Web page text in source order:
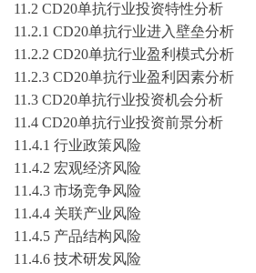
11 .2 CD20单抗行业投资特性分析
11 .2.1 CD20单抗行业进入壁垒分析
11 .2.2 CD20单抗行业盈利模式分析
11 .2.3 CD20单抗行业盈利因素分析
11 .3 CD20单抗行业投资机会分析
11 .4 CD20单抗行业投资前景分析
11 .4.1 行业政策风险
11 .4.2 宏观经济风险
11 .4.3 市场竞争风险
11 .4.4 关联产业风险
11 .4.5 产品结构风险
11 .4.6 技术研发风险